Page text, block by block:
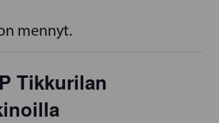
mennyt.
Tikkurilan